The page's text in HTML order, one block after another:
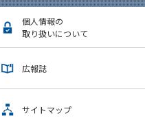
個人情報の
取り扱いについて
広報誌
サイトマップ